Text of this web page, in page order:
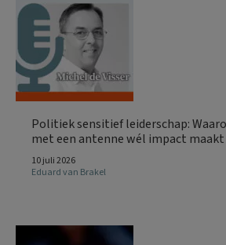
Politiek sensitief leiderschap:
met een antenne wél impact maakt
10 juli 2026
Eduard van Brakel